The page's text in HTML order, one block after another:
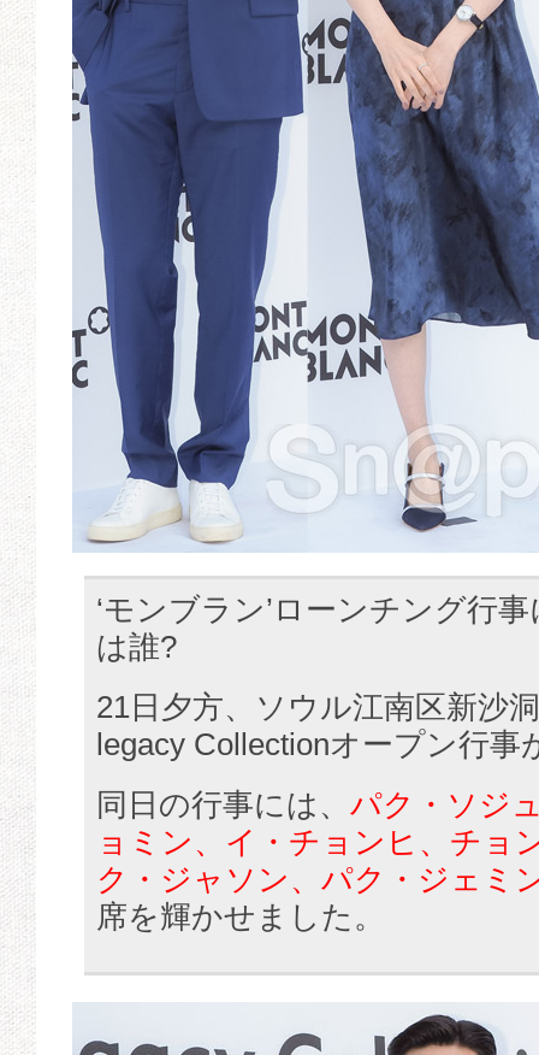
‘モンブラン’ローンチング行
は誰?
21日夕方、ソウル江南区新沙
legacy Collectionオープン行事
同日の行事には、 パク・ソジ
ョミン、イ・チョンヒ、チョ
ク・ジャソン、パク・ジェミ
席を輝かせました。